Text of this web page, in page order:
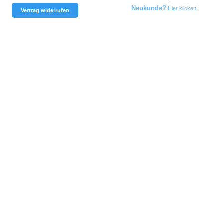
Vertrag widerrufen Neukunde? Hier klicken!